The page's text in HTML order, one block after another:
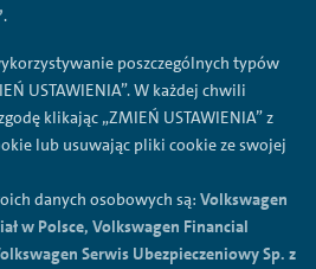
.
poszczególnych typów
USTAWIENIA”. W każdej chwili
klikając „ZMIEŃ USTAWIENIA” z
lub usuwając pliki cookie ze swojej
danych osobowych są: Volkswagen
w Polsce, Volkswagen Financial
Serwis Ubezpieczeniowy Sp. z